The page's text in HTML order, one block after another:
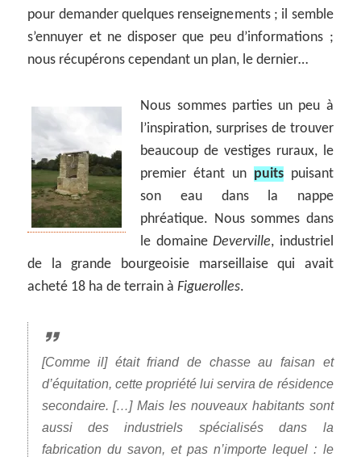
pour demander quelques renseignements ; il semble
s’ennuyer et ne disposer que peu d’informations ;
nous récupérons cependant un plan, le dernier…
Nous sommes parties un peu à
l’inspiration, surprises de trouver
beaucoup de vestiges ruraux, le
premier étant un puitspuisant
son eau dans la nappe
phréatique. Nous sommes dans
le domaineDeverville, industriel
de la grande bourgeoisie marseillaise qui avait
acheté 18 ha de terrain àFiguerolles.
[Comme il] était friand de chasse au faisan et
d’équitation, cette propriété lui servira de résidence
secondaire. […] Mais les nouveaux habitants sont
aussi des industriels spécialisés dans la
fabrication du savon, et pas n’importe lequel : le